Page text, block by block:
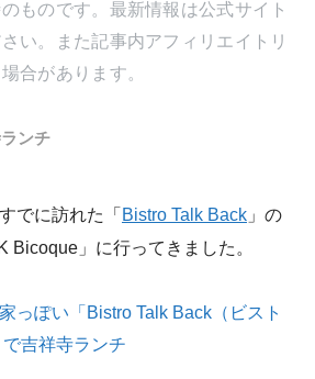
ものです。最新情報は公式サイト
い。また記事内アフィリエイトリ
合があります。
ンチ
でに訪れた「 Bistro Talk Back 」の
Bicoque」に行ってきました。
っぽい「Bistro Talk Back（ビスト
吉祥寺ランチ